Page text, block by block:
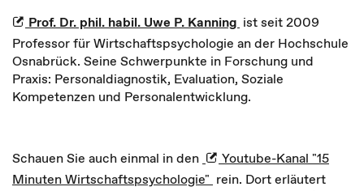
Prof. Dr. phil. habil. Uwe P. Kanning ist seit 2009
Professor für Wirtschaftspsychologie an der Hochschule
Osnabrück. Seine Schwerpunkte in Forschung und
Praxis: Personaldiagnostik, Evaluation, Soziale
Kompetenzen und Personalentwicklung.
Schauen Sie auch einmal in den
Youtube-Kanal "15
Minuten Wirtschaftspsychologie" rein. Dort erläutert